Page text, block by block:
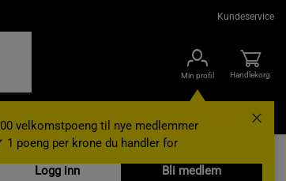
Kundeservice
Min profil
velkomstpoeng til nye medlemmer
1 poeng per krone du handler for
Logg inn
Bli medlem
Handlekorg
Gavekort